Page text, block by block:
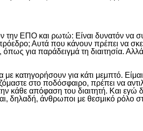
ΕΠΟ και ρωτώ: Είναι δυνατόν να
Αυτά που κάνουν πρέπει να
για παράδειγμά τη διαιτησία.
κατηγορήσουν για κάτι μεμπτό.
στο ποδόσφαιρο, πρέπει να
κάθε απόφαση του διαιτητή. Και
δηλαδή, άνθρωποι με θεσμικό ρόλο